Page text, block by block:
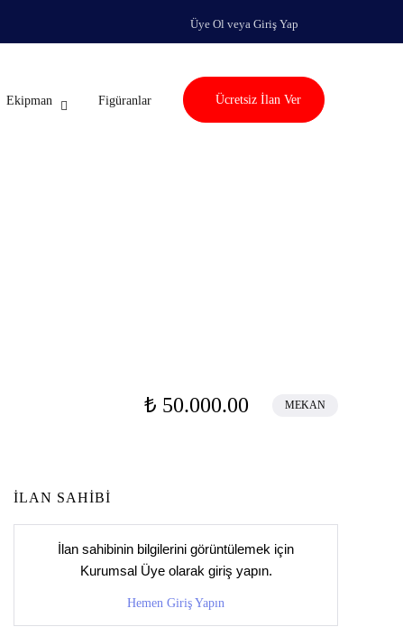
Üye Ol veya Giriş Yap
Ekipman Figüranlar Ücretsiz İlan Ver
₺ 50.000.00 MEKAN
İLAN SAHİBİ
İlan sahibinin bilgilerini görüntülemek için
Kurumsal Üyeolarak giriş yapın.
Hemen Giriş Yapın